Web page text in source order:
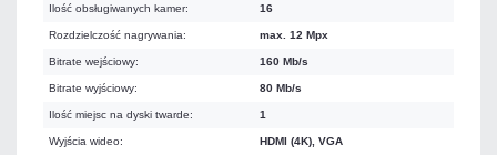
Ilość obsługiwanych kamer: 16
Rozdzielczość nagrywania: max. 12 Mpx
Bitrate wejściowy: 160 Mb/s
Bitrate wyjściowy: 80 Mb/s
Ilość miejsc na dyski twarde: 1
Wyjścia wideo: HDMI (4K), VGA